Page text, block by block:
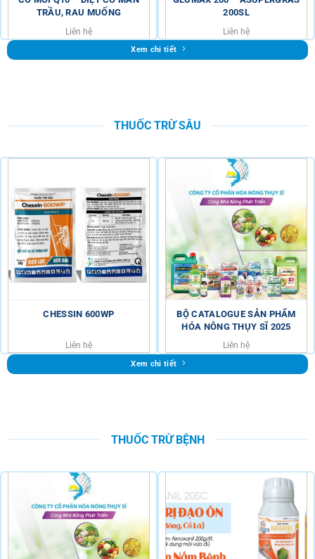
TRẦU, RAU MUỐNG
Liên hệ
200SL
Liên hệ
Xem chi tiết
THUỐC TRỪ SÂU
CHESSIN 600WP
Liên hệ
BỘ CATALOGUE SẢN PHẨM
HÓA NÔNG THỤY SĨ 2025
Liên hệ
Xem chi tiết
THUỐC TRỪ BỆNH